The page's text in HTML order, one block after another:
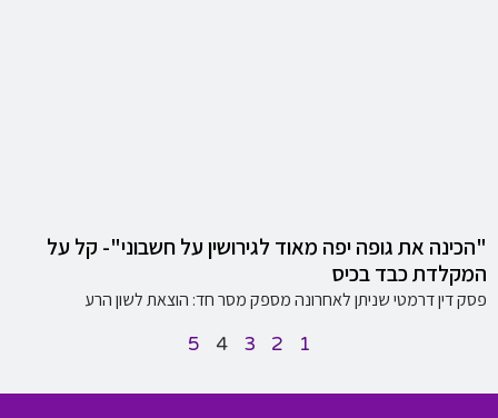
"הכינה את גופה יפה מאוד לגירושין על חשבוני"- קל על
המקלדת כבד בכיס
פסק דין דרמטי שניתן לאחרונה מספק מסר חד: הוצאת לשון הרע
1
2
3
4
5